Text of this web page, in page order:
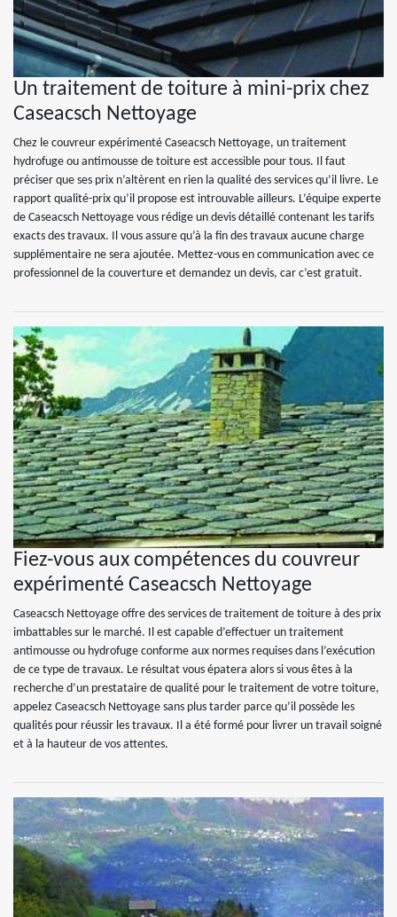
Un traitement de toiture à mini-prix chez
Caseacsch Nettoyage
Chez le couvreur expérimenté Caseacsch Nettoyage, un traitement
hydrofuge ou antimousse de toiture est accessible pour tous. Il faut
préciser que ses prix n’altèrent en rien la qualité des services qu’il livre. Le
rapport qualité-prix qu’il propose est introuvable ailleurs. L’équipe experte
de Caseacsch Nettoyage vous rédige un devis détaillé contenant les tarifs
exacts des travaux. Il vous assure qu’à la fin des travaux aucune charge
supplémentaire ne sera ajoutée. Mettez-vous en communication avec ce
professionnel de la couverture et demandez un devis, car c’est gratuit.
Fiez-vous aux compétences du couvreur
expérimenté Caseacsch Nettoyage
Caseacsch Nettoyage offre des services de traitement de toiture à des prix
imbattables sur le marché. Il est capable d’effectuer un traitement
antimousse ou hydrofuge conforme aux normes requises dans l’exécution
de ce type de travaux. Le résultat vous épatera alors si vous êtes à la
recherche d’un prestataire de qualité pour le traitement de votre toiture,
appelez Caseacsch Nettoyage sans plus tarder parce qu’il possède les
qualités pour réussir les travaux. Il a été formé pour livrer un travail soigné
et à la hauteur de vos attentes.